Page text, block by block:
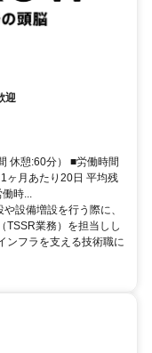
迎
休憩:60分） ■労働時間
ヶ月あたり20日 平均残
時...
設備増設を行う際に、
TSSR業務）を担当しし
ンフラを支える技術職に